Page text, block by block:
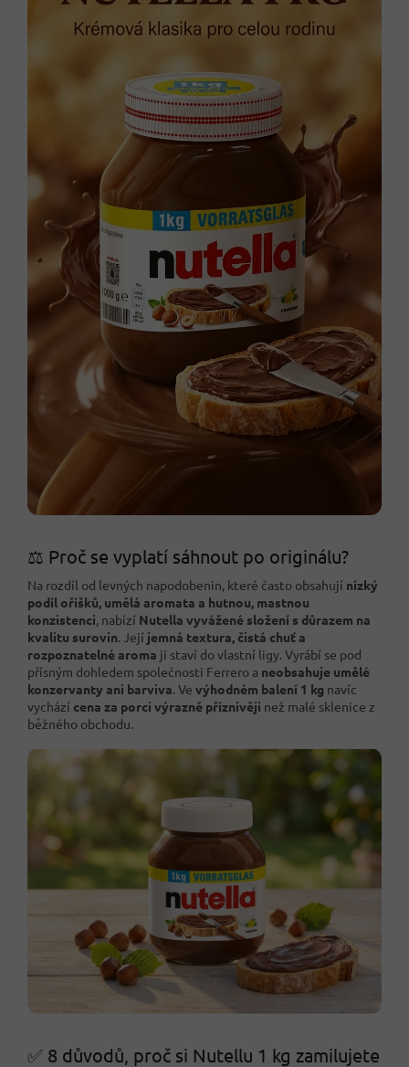
⚖️ Proč se vyplatí sáhnout po originálu?
Na rozdíl od levných napodobenin, které často obsahují nízký
podíl oříšků, umělá aromata a hutnou, mastnou
konzistenci, nabízí Nutella vyvážené složení s důrazem na
kvalitu surovin. Její jemná textura, čistá chuť a
rozpoznatelné aroma ji staví do vlastní ligy. Vyrábí se pod
přísným dohledem společnosti Ferrero a neobsahuje umělé
konzervanty ani barviva. Ve výhodném balení 1 kg navíc
vychází cena za porci výrazně příznivěji než malé sklenice z
běžného obchodu.
✅ 8 důvodů, proč si Nutellu 1 kg zamilujete